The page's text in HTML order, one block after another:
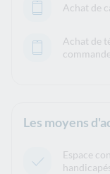
Achat de
Achat de
Les moyens
Espace